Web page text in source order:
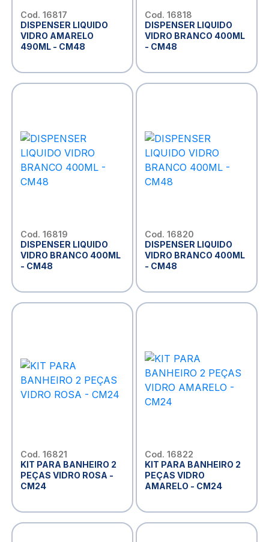
Cod. 16817
DISPENSER LIQUIDO
VIDRO AMARELO
490ML - CM48
Cod. 16818
DISPENSER LIQUIDO
VIDRO BRANCO 400ML
- CM48
Cod. 16819
DISPENSER LIQUIDO
VIDRO BRANCO 400ML
- CM48
Cod. 16820
DISPENSER LIQUIDO
VIDRO BRANCO 400ML
- CM48
Cod. 16821
KIT PARA BANHEIRO 2
PEÇAS VIDRO ROSA -
CM24
Cod. 16822
KIT PARA BANHEIRO 2
PEÇAS VIDRO
AMARELO - CM24